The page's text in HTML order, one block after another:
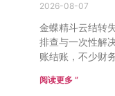
2026-08-07
金蝶精斗云结转
排查与一次性解
账结账，不少财
阅读更多 ”